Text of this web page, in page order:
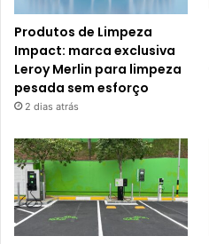
Produtos de Limpeza
Impact: marca exclusiva
Leroy Merlin para limpeza
pesada sem esforço
2 dias atrás